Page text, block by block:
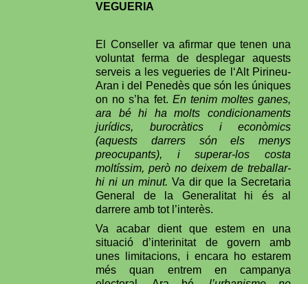
VEGUERIA
El Conseller va afirmar que tenen una
voluntat ferma de desplegar aquests
serveis a les vegueries de l‘Alt Pirineu-
Aran i del Penedès que són les úniques
on no s’ha fet. En tenim moltes ganes,
ara bé hi ha molts condicionaments
jurídics, burocràtics i econòmics
(aquests darrers són els menys
preocupants), i superar-los costa
moltíssim, però no deixem de treballar-
hi ni un minut. Va dir que la Secretaria
General de la Generalitat hi és al
darrere amb tot l’interès.
Va acabar dient que estem en una
situació d’interinitat de govern amb
unes limitacions, i encara ho estarem
més quan entrem en campanya